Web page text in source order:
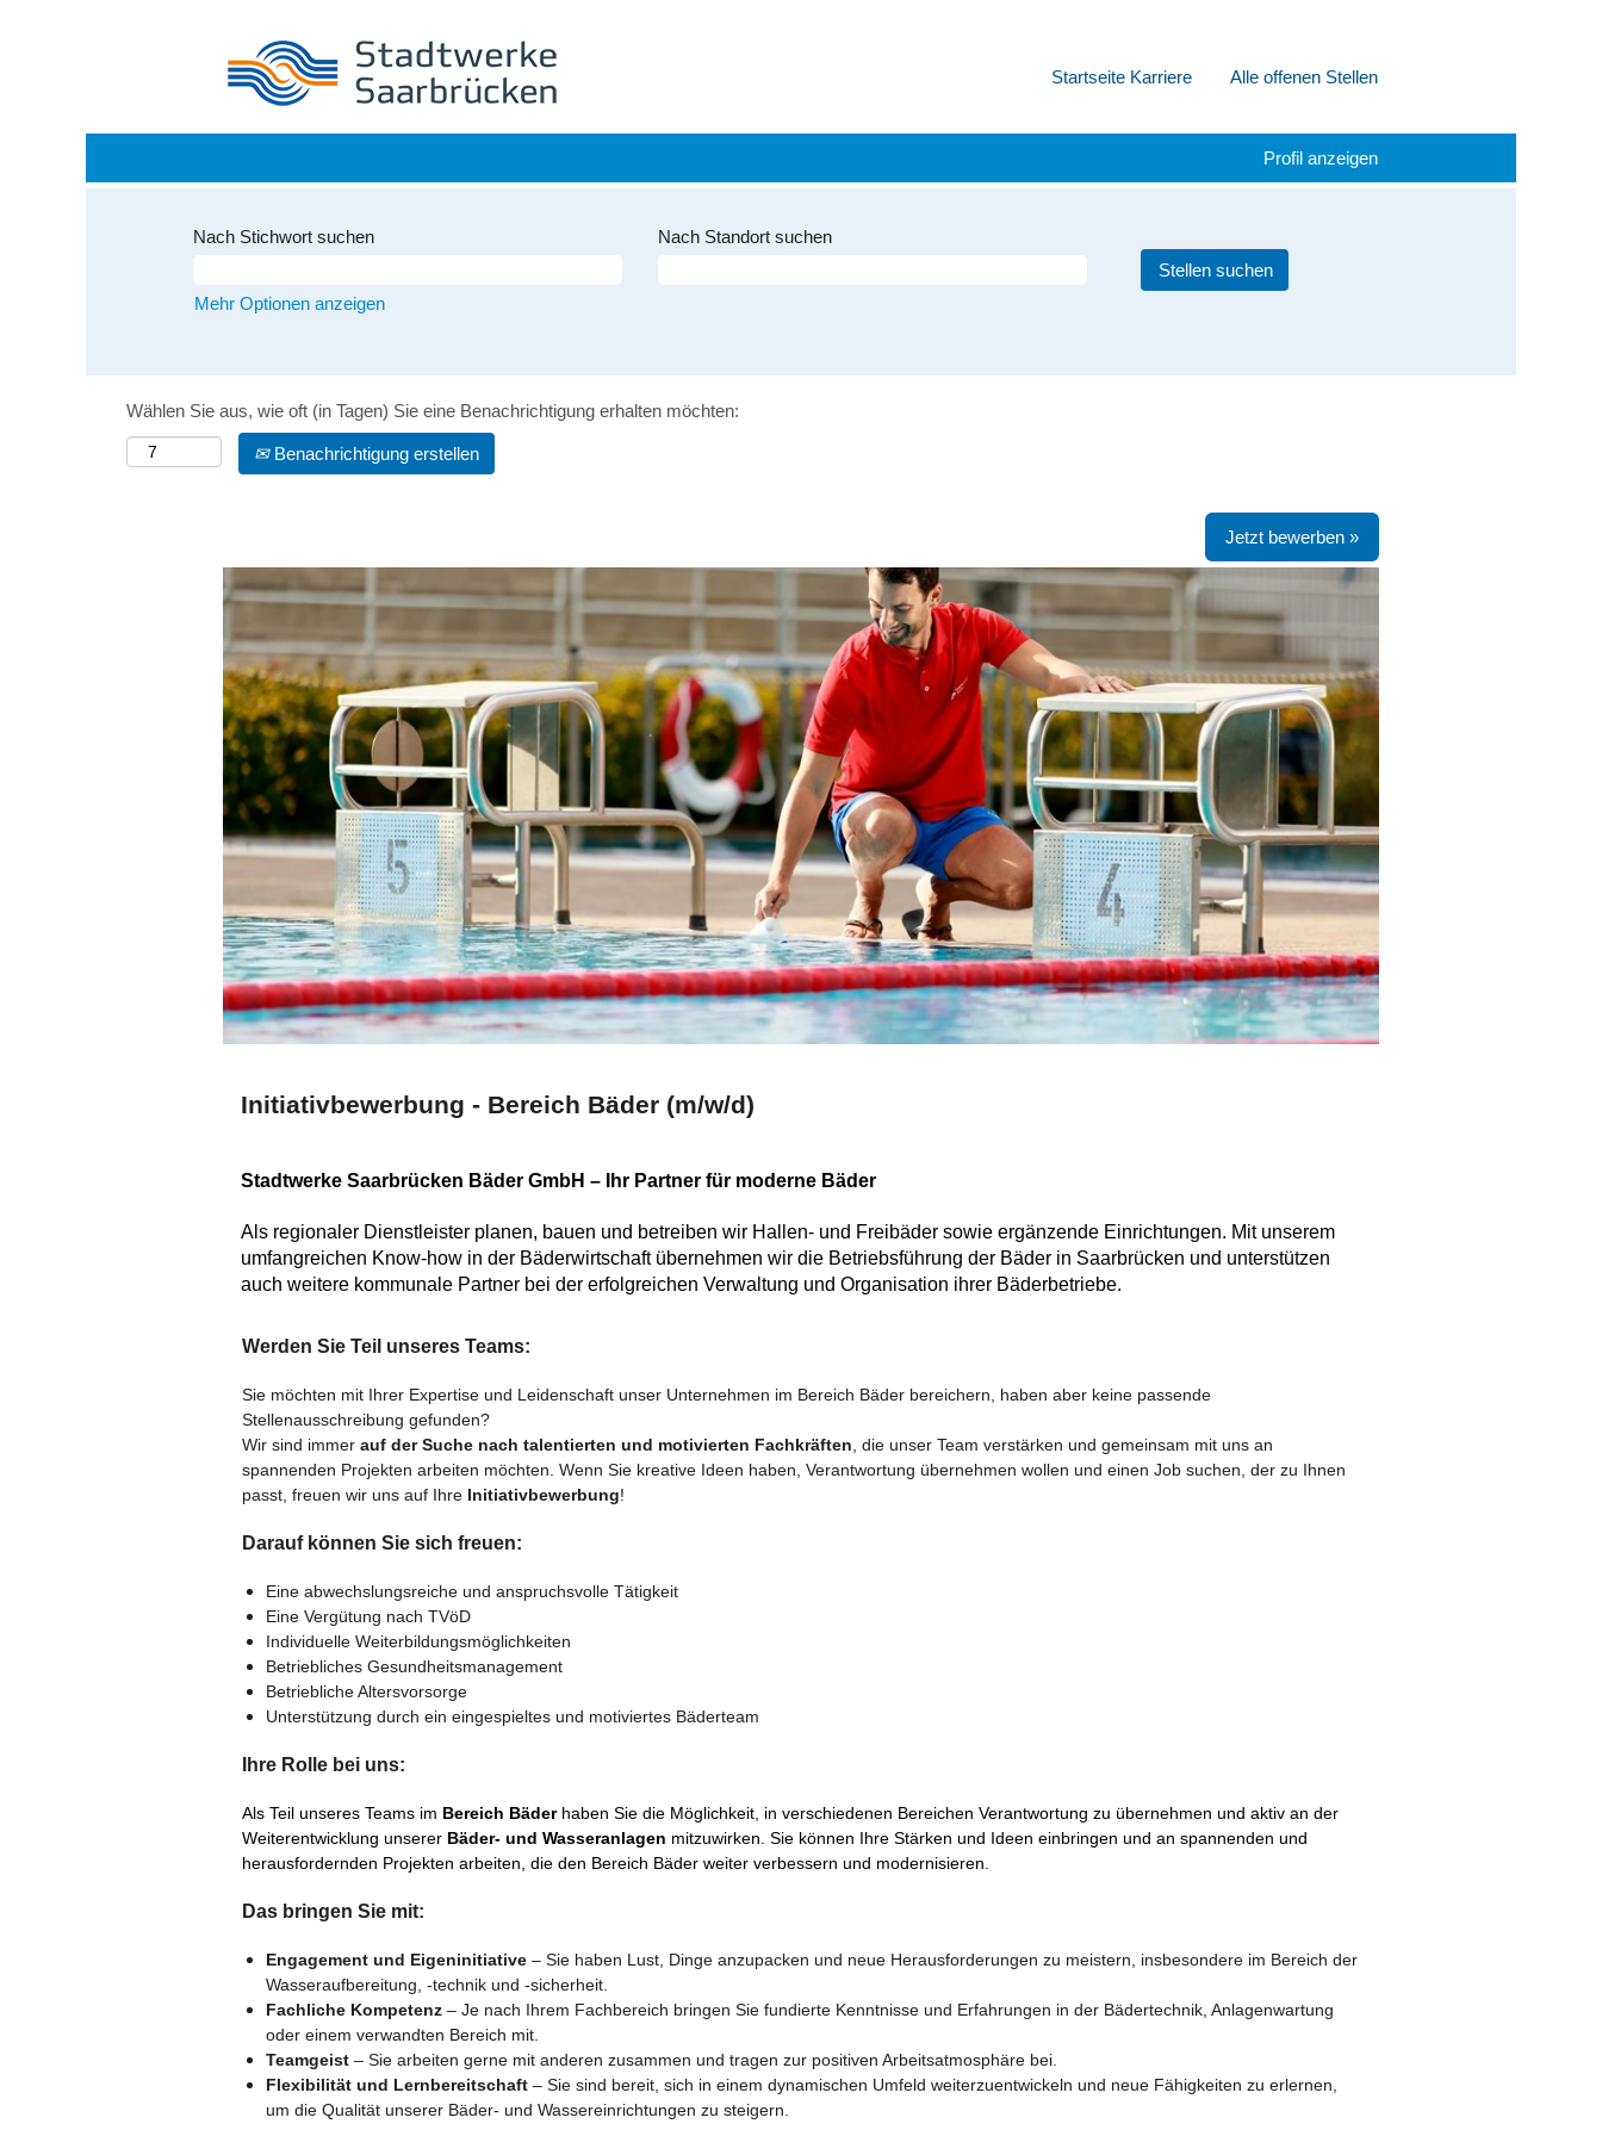
Startseite Karriere Alle offenen Stellen
Profil anzeigen
Nach Stichwort suchen Nach Standort suchen
Mehr Optionen anzeigen
Wählen Sie aus, wie oft (in Tagen) Sie eine Benachrichtigung erhalten möchten:
Benachrichtigung erstellen
Jetzt bewerben »
Initiativbewerbung - Bereich Bäder (m/w/d)
Stadtwerke Saarbrücken Bäder GmbH – Ihr Partner für moderne Bäder
Als regionaler Dienstleister planen, bauen und betreiben wir Hallen- und Freibäder sowie ergänzende Einrichtungen. Mit unserem
umfangreichen Know-how in der Bäderwirtschaft übernehmen wir die Betriebsführung der Bäder in Saarbrücken und unterstützen
auch weitere kommunale Partner bei der erfolgreichen Verwaltung und Organisation ihrer Bäderbetriebe.
Werden Sie Teil unseres Teams:
Sie möchten mit Ihrer Expertise und Leidenschaft unser Unternehmen im Bereich Bäder bereichern, haben aber keine passende
Stellenausschreibung gefunden?
Wir sind immer auf der Suche nach talentierten und motivierten Fachkräften , die unser Team verstärken und gemeinsam mit uns an
spannenden Projekten arbeiten möchten. Wenn Sie kreative Ideen haben, Verantwortung übernehmen wollen und einen Job suchen, der zu Ihnen
passt, freuen wir uns auf Ihre Initiativbewerbung!
Darauf können Sie sich freuen:
Eine abwechslungsreiche und anspruchsvolle Tätigkeit
Eine Vergütung nach TVöD
Individuelle Weiterbildungsmöglichkeiten
Betriebliches Gesundheitsmanagement
Betriebliche Altersvorsorge
Unterstützung durch ein eingespieltes und motiviertes Bäderteam
Ihre Rolle bei uns:
Als Teil unseres Teams im Bereich Bäderhaben Sie die Möglichkeit, in verschiedenen Bereichen Verantwortung zu übernehmen und aktiv an der
Weiterentwicklung unserer Bäder- und Wasseranlagen mitzuwirken. Sie können Ihre Stärken und Ideen einbringen und an spannenden und
herausfordernden Projekten arbeiten, die den Bereich Bäder weiter verbessern und modernisieren.
Das bringen Sie mit:
Engagement und Eigeninitiative – Sie haben Lust, Dinge anzupacken und neue Herausforderungen zu meistern, insbesondere im Bereich der
Wasseraufbereitung, -technik und -sicherheit.
Fachliche Kompetenz – Je nach Ihrem Fachbereich bringen Sie fundierte Kenntnisse und Erfahrungen in der Bädertechnik, Anlagenwartung
oder einem verwandten Bereich mit.
Teamgeist – Sie arbeiten gerne mit anderen zusammen und tragen zur positiven Arbeitsatmosphäre bei.
Flexibilität und Lernbereitschaft – Sie sind bereit, sich in einem dynamischen Umfeld weiterzuentwickeln und neue Fähigkeiten zu erlernen,
um die Qualität unserer Bäder- und Wassereinrichtungen zu steigern.